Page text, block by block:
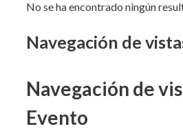
No se ha encontrado ningún
Navegación de
Navegación de
Evento